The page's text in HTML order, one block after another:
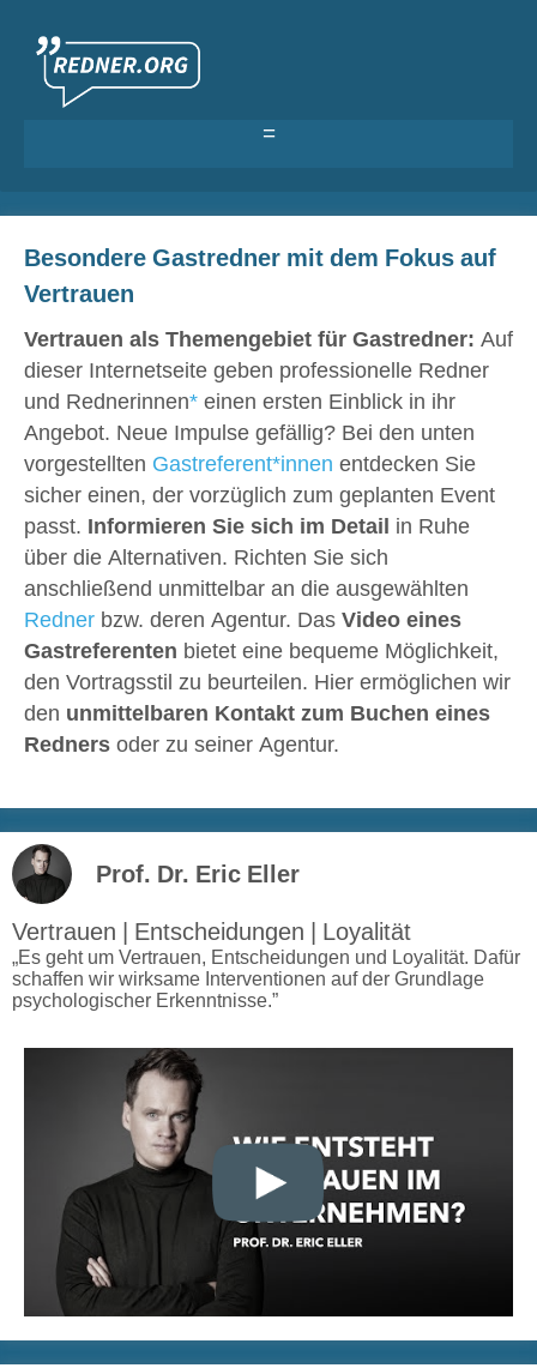
Anmelden >
Besondere Gastredner mit dem Fokus auf
Vertrauen
Vertrauen als Themengebiet für Gastredner: Auf
dieser Internetseite geben professionelle Redner
und Rednerinnen* einen ersten Einblick in ihr
Angebot. Neue Impulse gefällig? Bei den unten
vorgestellten Gastreferent*innen entdecken Sie
sicher einen, der vorzüglich zum geplanten Event
passt. Informieren Sie sich im Detail
in Ruhe
über die Alternativen. Richten Sie sich
anschließend unmittelbar an die ausgewählten
Redner bzw. deren Agentur. Das Video eines
Gastreferenten bietet eine bequeme Möglichkeit,
den Vortragsstil zu beurteilen. Hier ermöglichen wir
den unmittelbaren Kontakt zum Buchen eines
Redners oder zu seiner Agentur.
Prof. Dr. Eric Eller
Vertrauen | Entscheidungen | Loyalität
„Es geht um Vertrauen, Entscheidungen und Loyalität. Dafür
schaffen wir wirksame Interventionen auf der Grundlage
psychologischer Erkenntnisse.”